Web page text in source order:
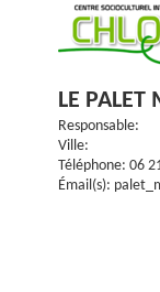
LE PALET
Responsable:
Ville:
Téléphone: 06
Émail(s):